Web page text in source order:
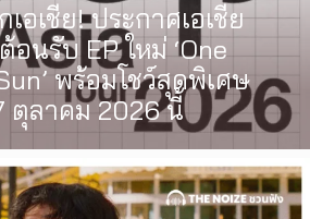
อเชีย! ประกาศเอเชีย
นรับ EP ใหม่ ‘One
พร้อมโชว์สุดพิเศษ
ตุลาคม 2026 นี้